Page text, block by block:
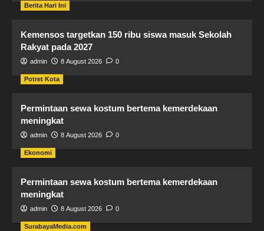
Berita Hari Ini
Kemensos targetkan 150 ribu siswa masuk Sekolah
Rakyat pada 2027
admin 8 August 2026 0
Potret Kota
Permintaan sewa kostum bertema kemerdekaan
meningkat
admin 8 August 2026 0
Ekonomi
Permintaan sewa kostum bertema kemerdekaan
meningkat
admin 8 August 2026 0
SurabayaMedia.com